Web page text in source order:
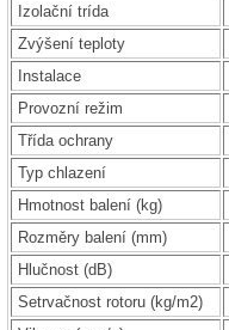
Izolační trída
Zvýšení teploty
Instalace
Provozní režim
Třída ochrany
Typ chlazení
Hmotnost balení (kg)
Rozměry balení (mm)
Hlučnost (dB)
Setrvačnost rotoru (kg/m2)